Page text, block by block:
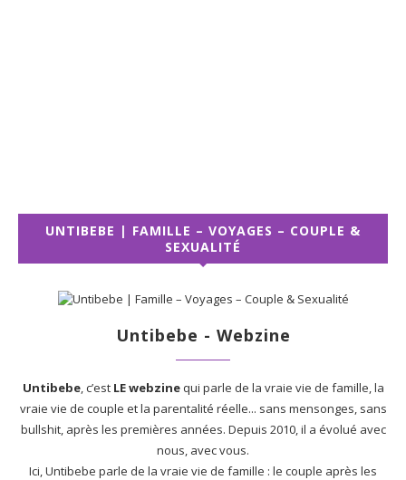
UNTIBEBE | FAMILLE – VOYAGES – COUPLE &
SEXUALITÉ
Untibebe - Webzine
Untibebe, c’est LE webzinequi parle de la vraie vie de famille, la
vraie vie de couple et la parentalité réelle... sans mensonges, sans
bullshit, après les premières années. Depuis 2010, il a évolué avec
nous, avec vous.
Ici, Untibebe parle de la vraie vie de famille : le couple après les